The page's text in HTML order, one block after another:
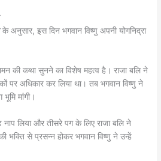
के अनुसार, इस दिन भगवान विष्णु अपनी योगनिद्रा
की कथा सुनने का विशेष महत्व है। राजा बलि ने
पर अधिकार कर लिया था। तब भगवान विष्णु ने
मांगी।
नाप लिया और तीसरे पग के लिए राजा बलि ने
भक्ति से प्रसन्न होकर भगवान विष्णु ने उन्हें